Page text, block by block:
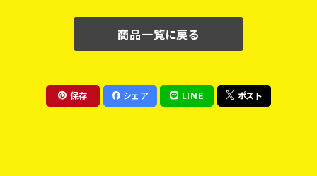
商品一覧に戻る
保存 シェア LINE ポスト